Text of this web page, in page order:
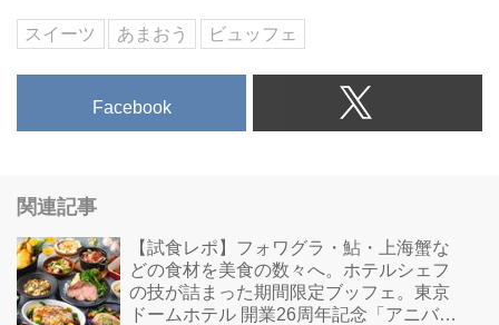
スイーツ あまおう ビュッフェ
Facebook
関連記事
【試食レポ】フォワグラ・鮎・上海蟹な
どの食材を美食の数々へ。ホテルシェフ
の技が詰まった期間限定ブッフェ。東京
ドームホテル 開業26周年記念「アニバー